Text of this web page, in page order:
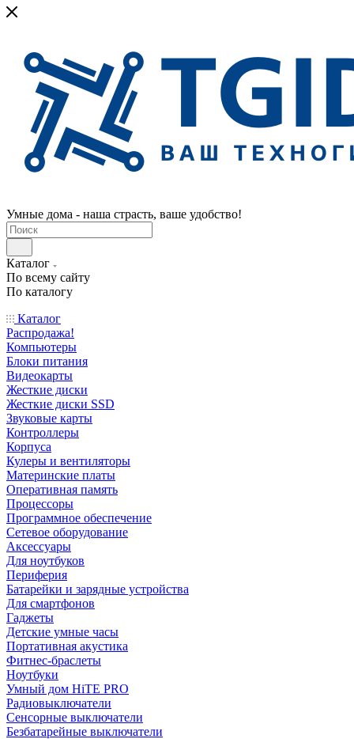
Умные дома - наша страсть, ваше удобство!
Каталог
По всему сайту
По каталогу
Каталог
Распродажа!
Компьютеры
Блоки питания
Видеокарты
Жесткие диски
Жесткие диски SSD
Звуковые карты
Контроллеры
Корпуса
Кулеры и вентиляторы
Материнские платы
Оперативная память
Процессоры
Программное обеспечение
Сетевое оборудование
Аксессуары
Для ноутбуков
Периферия
Батарейки и зарядные устройства
Для смартфонов
Гаджеты
Детские умные часы
Портативная акустика
Фитнес-браслеты
Ноутбуки
Умный дом HiTE PRO
Радиовыключатели
Сенсорные выключатели
Безбатарейные выключатели